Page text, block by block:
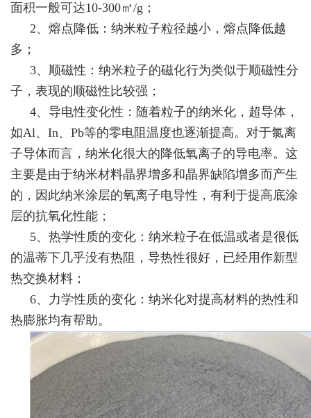
面积一般可达10-300㎡/g；
2、熔点降低：纳米粒子粒径越小，熔点降低越
多；
3、顺磁性：纳米粒子的磁化行为类似于顺磁性分
子，表现的顺磁性比较强；
4、导电性变化性：随着粒子的纳米化，超导体，
如Al、In、Pb等的零电阻温度也逐渐提高。对于氯离
子导体而言，纳米化很大的降低氧离子的导电率。这
主要是由于纳米材料晶界增多和晶界缺陷增多而产生
的，因此纳米涂层的氧离子电导性，有利于提高底涂
层的抗氧化性能；
5、热学性质的变化：纳米粒子在低温或者是很低
的温蒂下几乎没有热阻，导热性很好，已经用作新型
热交换材料；
6、力学性质的变化：纳米化对提高材料的热性和
热膨胀均有帮助。